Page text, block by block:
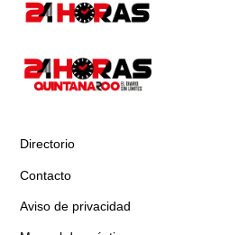
Directorio
Contacto
Aviso de privacidad